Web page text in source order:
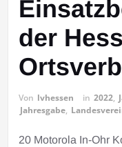
der
Von lvhessen in 2022,
Jahresgabe,
20 Motorola In-Ohr